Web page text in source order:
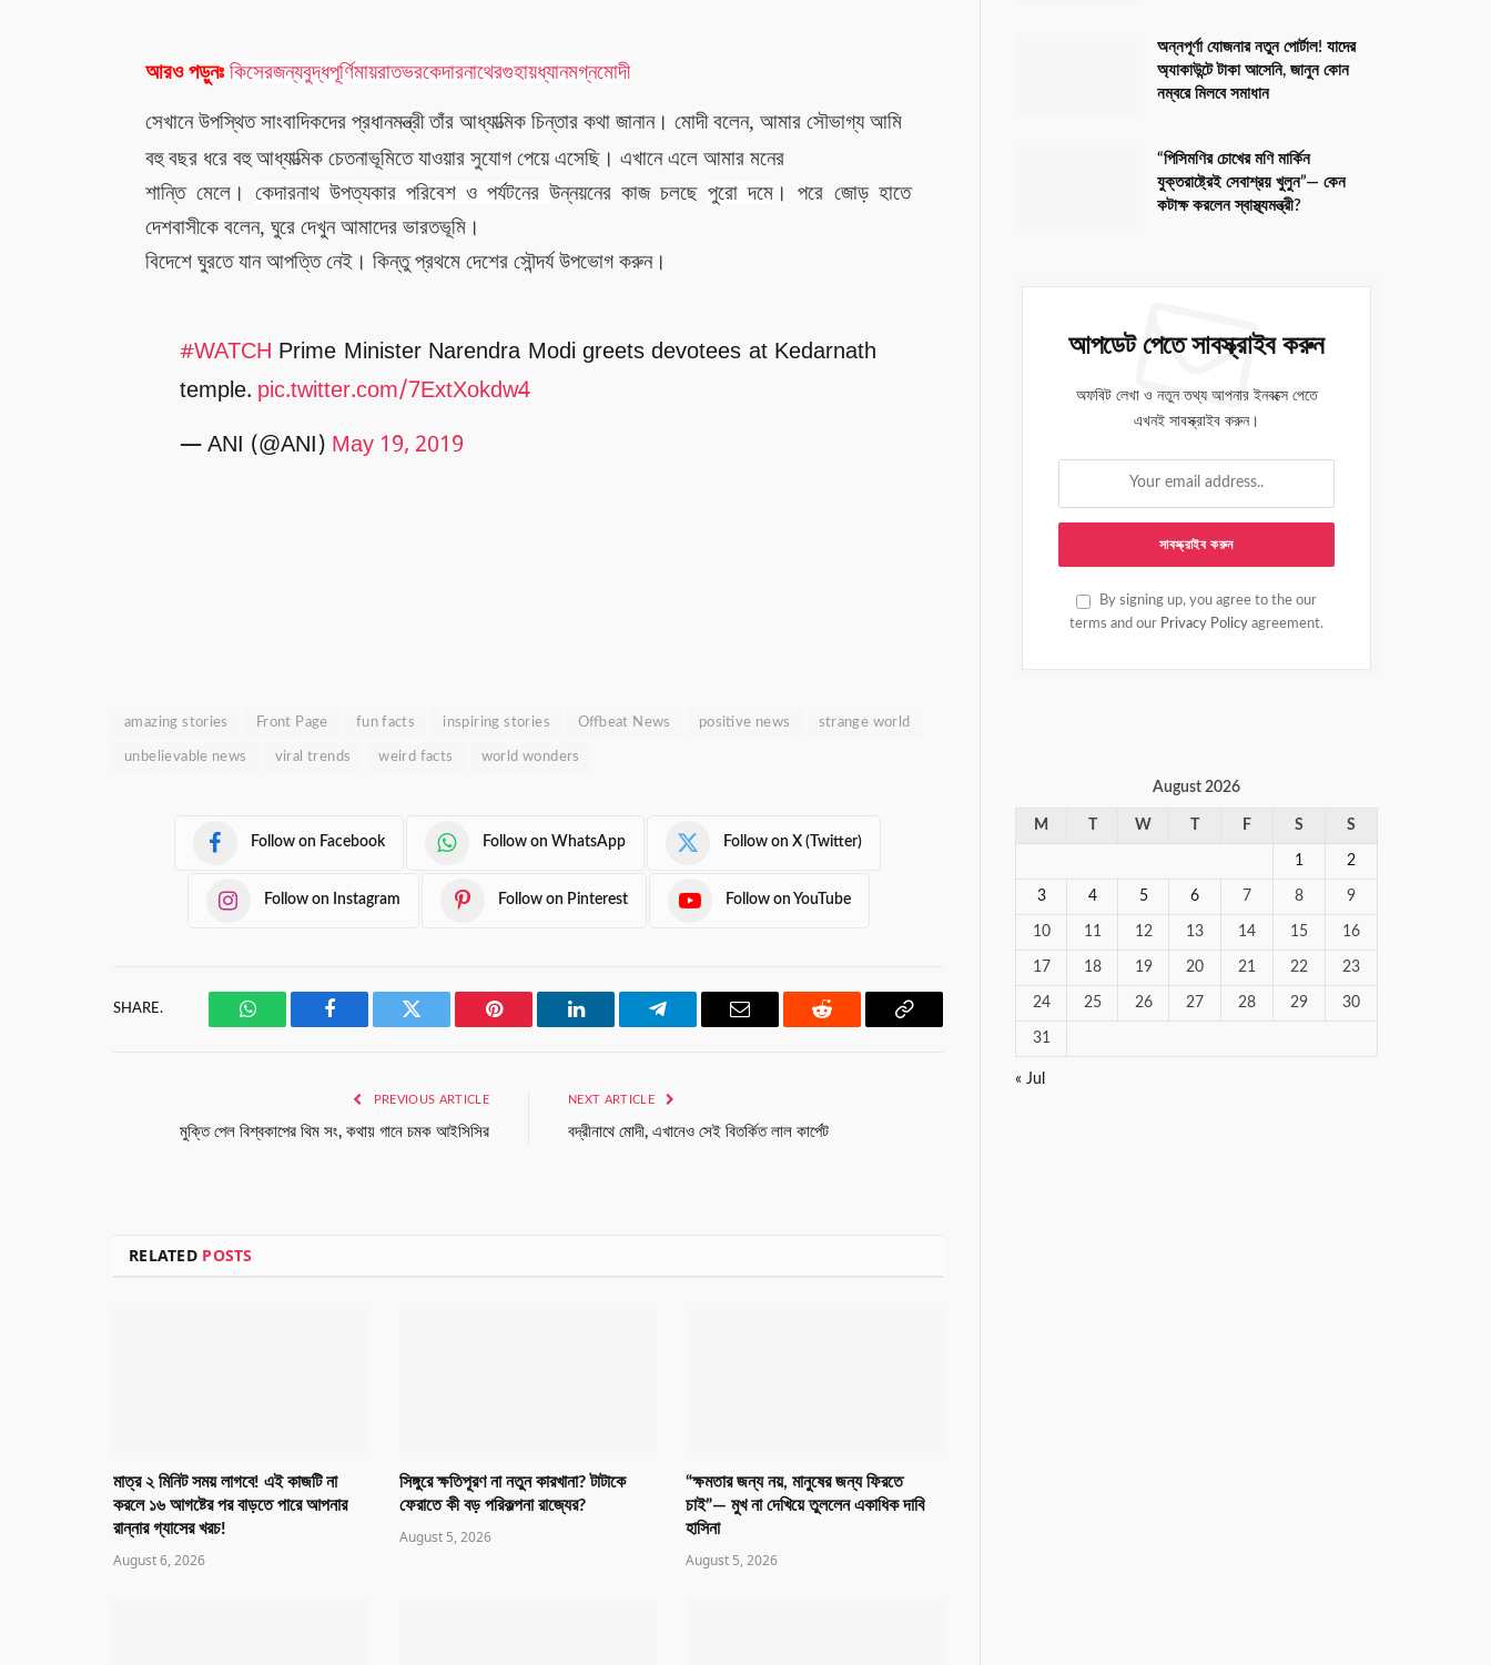
আরও পড়ুনঃ কিসেরজন্যবুদ্ধপূর্ণিমায়রাতভরকেদারনাথেরগুহায়ধ্যানমগ্নমোদী
সেখানে উপস্থিত সাংবাদিকদের প্রধানমন্ত্রী তাঁর আধ্যাত্মিক চিন্তার কথা জানান। মোদী বলেন, আমার সৌভাগ্য আমি
বহু বছর ধরেবহুআধ্যাত্মিক চেতনাভূমিতে যাওয়ার সুযোগ পেয়ে এসেছি। এখানে এলে আমার মনের
শান্তি মেলে। কেদারনাথ উপত্যকার পরিবেশ ও পর্যটনেরউন্নয়নের কাজ চলছেপুরো দমে ।পরে জোড় হাতে
দেশবাসীকে বলেন, ঘুরে দেখুন আমাদের ভারতভূমি।
বিদেশে ঘুরতে যান আপত্তি নেই। কিন্তু প্রথমে দেশের সৌন্দর্য উপভোগ করুন।
#WATCH Prime Minister Narendra Modi greets devotees at Kedarnath
temple. pic.twitter.com/7ExtXokdw4
— ANI (@ANI) May 19, 2019
amazing stories Front Page fun facts inspiring stories Offbeat News positive news strange world
unbelievable news viral trends weird facts world wonders
Follow on Facebook Follow on WhatsApp Follow on X (Twitter)
Follow on Instagram Follow on Pinterest Follow on YouTube
SHARE.
WhatsAppFacebook Twitter Pinterest LinkedIn Telegram Email Reddit
Copy
PREVIOUS ARTICLE
মুক্তি পেল বিশ্বকাপের থিম সং, কথায় গানে চমক আইসিসির
NEXT ARTICLE
বদ্রীনাথে মোদী, এখানেও সেই বিতর্কিত লাল কার্পেট
RELATED POSTS
মাত্র ২ মিনিট সময় লাগবে! এই কাজটি না
করলে ১৬ আগষ্টের পর বাড়তে পারে আপনার
রান্নার গ্যাসের খরচ!
August 6, 2026
সিঙ্গুরে ক্ষতিপূরণ না নতুন কারখানা? টাটাকে
ফেরাতে কী বড় পরিকল্পনা রাজ্যের?
August 5, 2026
“ক্ষমতার জন্য নয়, মানুষের জন্য ফিরতে
চাই”— মুখ না দেখিয়ে তুললেন একাধিক দাবি
হাসিনা
August 5, 2026
অন্নপূর্ণা যোজনার নতুন পোর্টাল! যাদের
অ্যাকাউন্টে টাকা আসেনি, জানুন কোন
নম্বরে মিলবে সমাধান
“পিসিমণির চোখের মণি মার্কিন
যুক্তরাষ্ট্রেই সেবাশ্রয় খুলুন”— কেন
কটাক্ষ করলেন স্বাস্থ্যমন্ত্রী?
আপডেট পেতে সাবস্ক্রাইব করুন
অফবিট লেখা ও নতুন তথ্য আপনার ইনবক্সে পেতে
এখনই সাবস্ক্রাইব করুন।
By signing up, you agree to the our
terms and our Privacy Policy agreement.
August 2026
M W F S S
1 2
3 4 5 6 7 8 9
10 11 12 13 14 15 16
17 18 19 20 21 22 23
24 25 26 27 28 29 30
31
« Jul